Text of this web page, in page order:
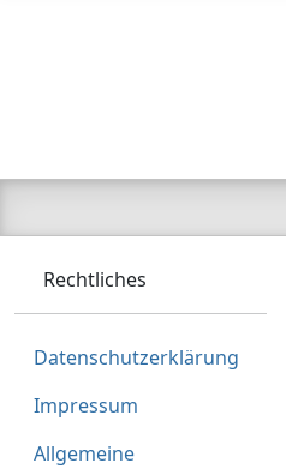
Rechtliches
Datenschutzerklärung
Impressum
Allgemeine